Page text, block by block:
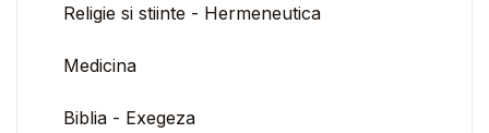
Religie si stiinte - Hermeneutica
Medicina
Biblia - Exegeza